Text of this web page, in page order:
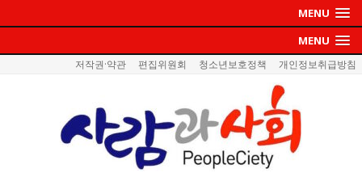
MENU
MENU
저작권·약관 편집위원회 청소년보호정책 개인정보취급방침